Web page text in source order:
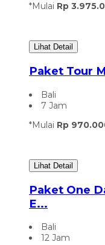
*Mulai Rp
Lihat Detail
Paket Tour
Bali
7 Jam
*Mulai Rp
Lihat Detail
Paket One
E...
Bali
12 Jam